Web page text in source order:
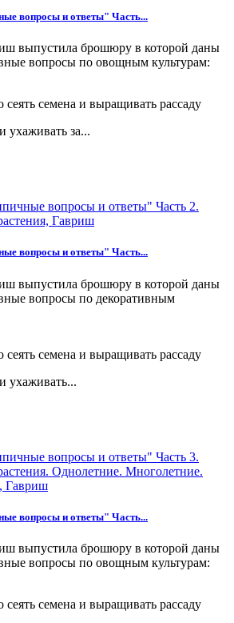
вопросы и ответы" Часть...
выпустила брошюру в которой даны
вопросы по овощным культурам:
сеять семена и выращивать рассаду
ухаживать за...
вопросы и ответы" Часть...
выпустила брошюру в которой даны
вопросы по декоративным
сеять семена и выращивать рассаду
ухаживать...
вопросы и ответы" Часть...
выпустила брошюру в которой даны
вопросы по овощным культурам:
сеять семена и выращивать рассаду